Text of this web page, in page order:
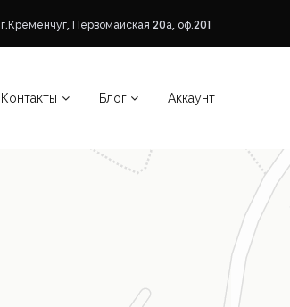
г.Кременчуг, Первомайская 20а, оф.201
Контакты Блог Аккаунт